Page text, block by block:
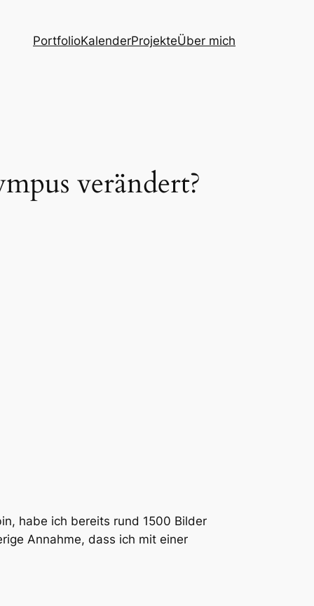
PortfolioKalenderProjekteÜber mich
verändert?
habe ich bereits rund 1500 Bilder
Annahme, dass ich mit einer